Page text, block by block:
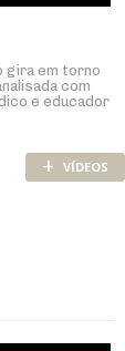
gira em torno
com
e educador
+ VÍDEOS